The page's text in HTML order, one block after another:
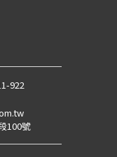
922
100號